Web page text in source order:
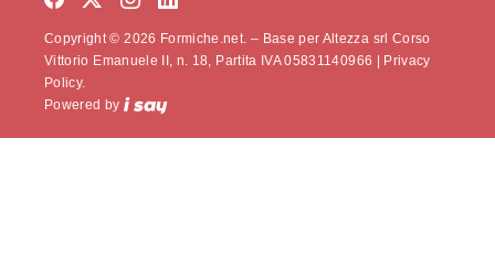
Copyright © 2026 Formiche.net. – Base per Altezza srl Corso
Vittorio Emanuele II, n. 18, Partita IVA 05831140966 | Privacy
Policy.
Powered by